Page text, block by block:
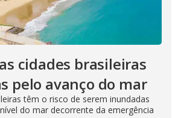
cidades brasileiras
pelo avanço do mar
têm o risco de serem inundadas
do mar decorrente da emergência